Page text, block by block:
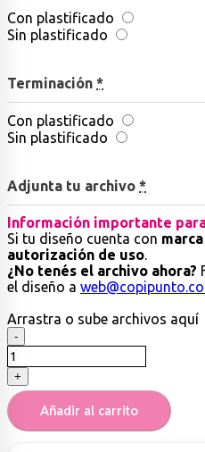
Con plastificado
Sin plastificado
Terminación *
Con plastificado
Sin plastificado
Adjunta tu archivo *
Información importante
Si tu diseño cuenta con
autorización de uso.
¿No tenés el archivo ahora?
el diseño a
Arrastra o sube archivos aquí
Póster
de
Gran
tamaño
cantidad
-
+
Añadir al carrito